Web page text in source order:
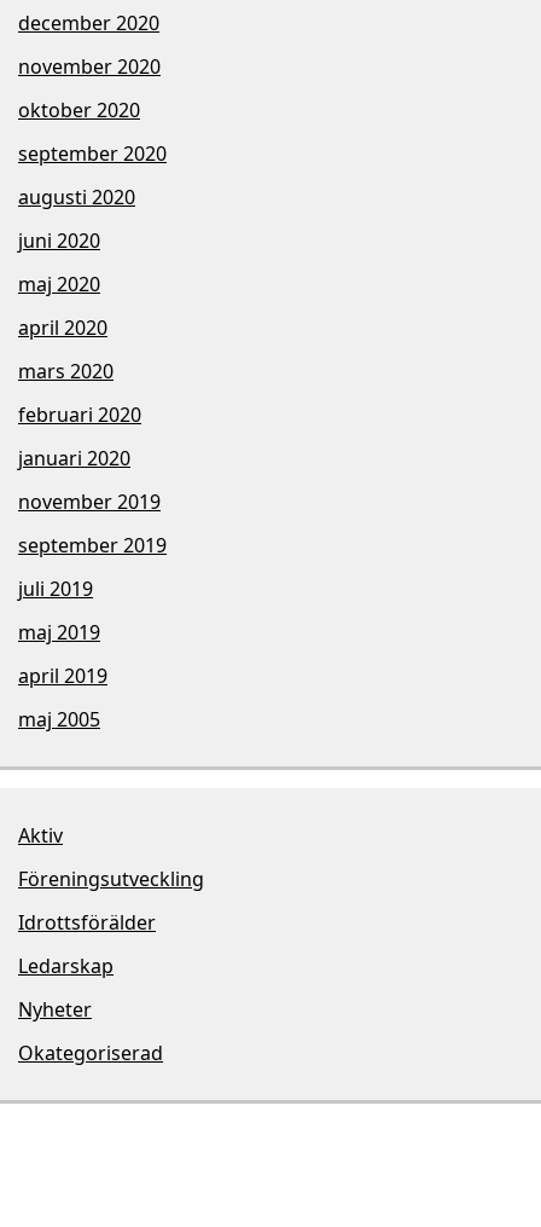
december 2020
november 2020
oktober 2020
september 2020
augusti 2020
juni 2020
maj 2020
april 2020
mars 2020
februari 2020
januari 2020
november 2019
september 2019
juli 2019
maj 2019
april 2019
maj 2005
Aktiv
Föreningsutveckling
Idrottsförälder
Ledarskap
Nyheter
Okategoriserad